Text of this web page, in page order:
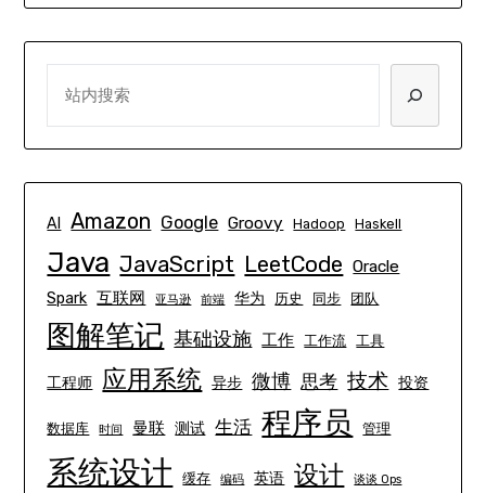
AI Amazon Google Groovy Hadoop Haskell
Java JavaScript LeetCode Oracle
Spark 互联网 亚马逊 前端 华为 历史 同步 团队
图解笔记 基础设施 工作 工作流 工具
工程师 应用系统 异步 微博 思考 技术 投资
数据库 时间 曼联 测试 生活 程序员 管理
系统设计 缓存 编码 英语 设计 谈谈 Ops